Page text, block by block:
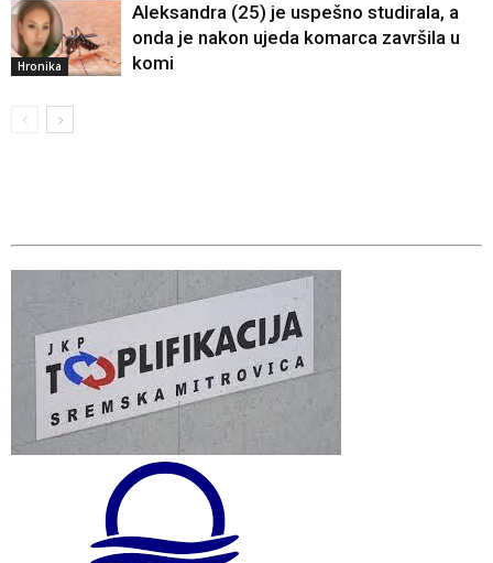
Hronika
Aleksandra (25) je uspešno studirala, a
onda je nakon ujeda komarca završila u
komi